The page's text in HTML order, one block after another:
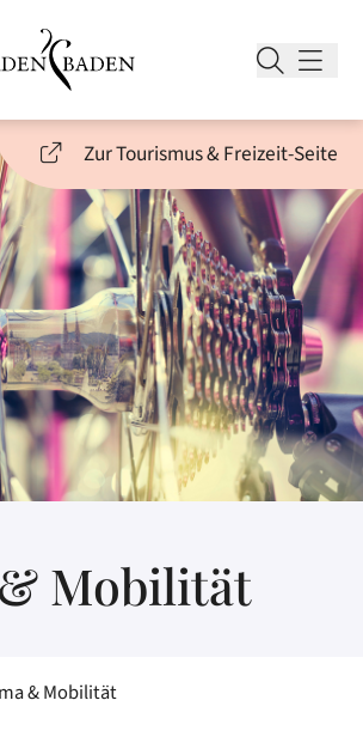
Zur Tourismus & Freizeit-Seite
Mobilität
& Mobilität